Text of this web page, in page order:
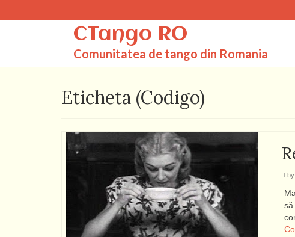
CTango RO
Comunitatea de tango din Romania
Eticheta (Codigo)
by
să